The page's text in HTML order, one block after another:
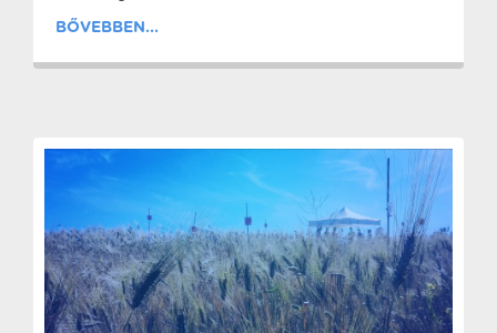
BŐVEBBEN...